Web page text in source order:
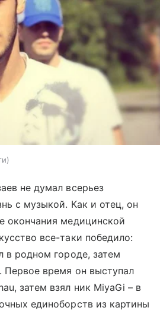
не думал всерьез
с музыкой. Как и отец, он
окончания медицинской
все-таки победило:
в родном городе, затем
Первое время он выступал
затем взял ник MiyaGi – в
единоборств из картины